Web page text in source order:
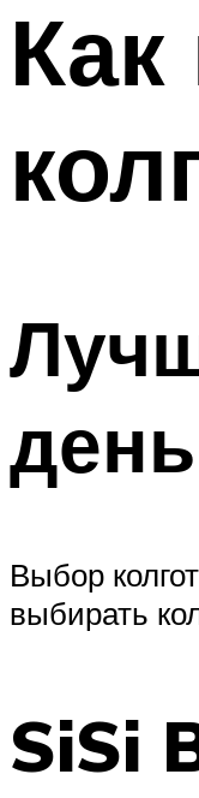
день
Выбор
выбирать
SiSi